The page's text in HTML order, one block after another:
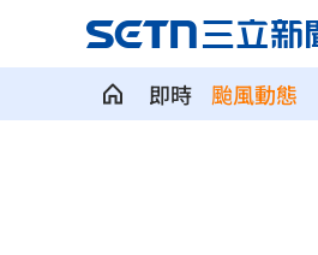
即時 颱風動態